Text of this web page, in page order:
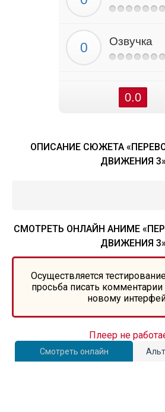
Озвучка
0.0
ОПИСАНИЕ СЮЖЕТА
ДВИЖЕНИЯ 3»
СМОТРЕТЬ ОНЛАЙН АНИМЕ
ДВИЖЕНИЯ 3»
Осуществляется
просьба писать
новому
Смотреть онлайн
Плеер не